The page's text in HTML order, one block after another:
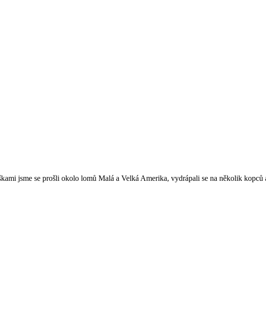
jsme se prošli okolo lomů Malá a Velká Amerika, vydrápali se na několik